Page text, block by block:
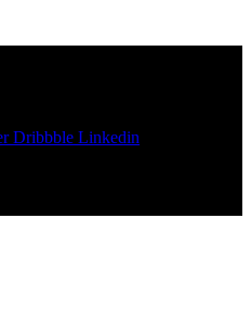
Dribbble Linkedin